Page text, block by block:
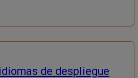
de despliegue